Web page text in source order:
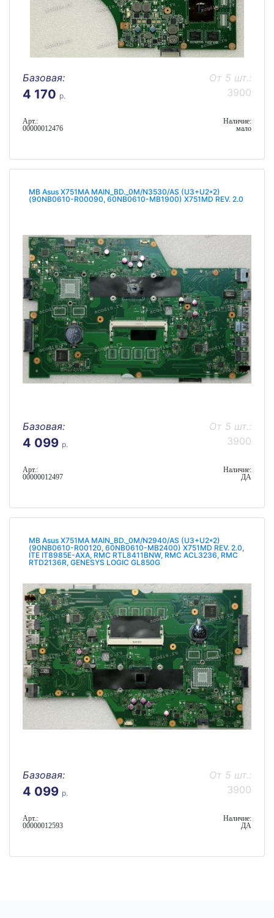
Базовая:
4 170 р.
От 5 шт.:
3900
Арт.:
00000012476
Наличие:
мало
MB Asus X751MA MAIN_BD._0M/N3530/AS (U3+U2*2)
(90NB0610-R00090, 60NB0610-MB1900) X751MD REV. 2.0
Базовая:
4 099 р.
От 5 шт.:
3900
Арт.:
00000012497
Наличие:
ДА
MB Asus X751MA MAIN_BD._0M/N2940/AS (U3+U2*2)
(90NB0610-R00120, 60NB0610-MB2400) X751MD REV. 2.0,
ITE IT8985E-AXA, RMC RTL8411BNW, RMC ACL3236, RMC
RTD2136R, GENESYS LOGIC GL850G
Базовая:
4 099 р.
От 5 шт.:
3900
Арт.:
00000012593
Наличие:
ДА